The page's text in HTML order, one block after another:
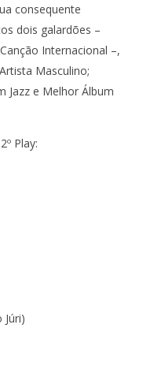
consequente
dois galardões –
Internacional –,
Masculino;
Jazz e Melhor Álbum
Play: